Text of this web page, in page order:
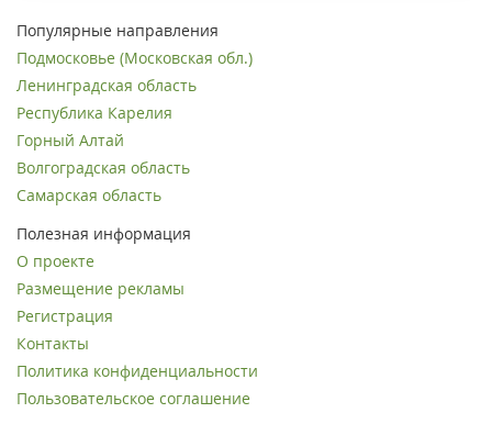
Популярные направления
Подмосковье (Московская обл.)
Ленинградская область
Республика Карелия
Горный Алтай
Волгоградская область
Самарская область
Полезная информация
О проекте
Размещение рекламы
Регистрация
Контакты
Политика конфиденциальности
Пользовательское соглашение